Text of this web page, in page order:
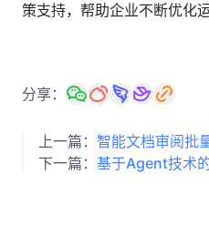
策支持，帮助企业不断优化
分享：
上一篇： 智能文档审阅批
下一篇： 基于Agent技术